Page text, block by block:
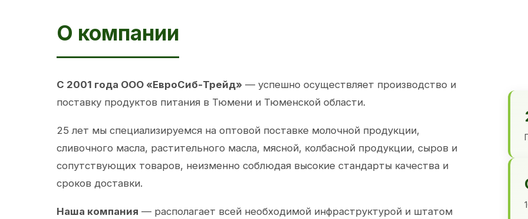
О компании
С 2001 года ООО «ЕвроСиб-Трейд» — успешно осуществляет производство и
поставку продуктов питания в Тюмени и Тюменской области.
25 лет мы специализируемся на оптовой поставке молочной продукции,
сливочного масла, растительного масла, мясной, колбасной продукции, сыров и
сопутствующих товаров, неизменно соблюдая высокие стандарты качества и
сроков доставки.
Наша компания — располагает всей необходимой инфраструктурой и штатом